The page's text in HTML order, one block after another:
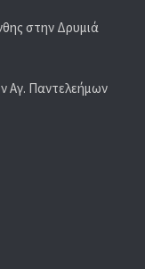
στην Δρυμιά
Αγ. Παντελεήμων